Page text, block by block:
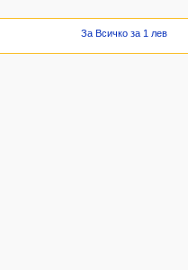
За Всичко за 1 лев